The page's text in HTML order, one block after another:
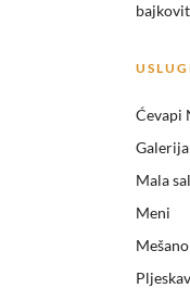
Ćevapi
Galerija
Mala
Meni